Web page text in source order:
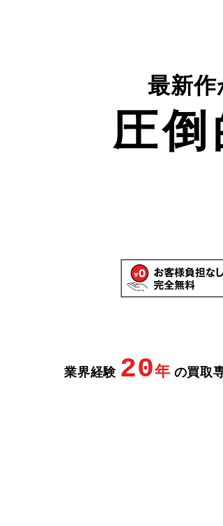
最新
圧
業界経験 20年 の買取